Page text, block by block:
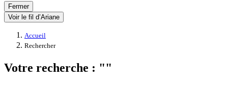
Fermer
Voir le fil d’Ariane
Accueil
Rechercher
Votre recherche : ""